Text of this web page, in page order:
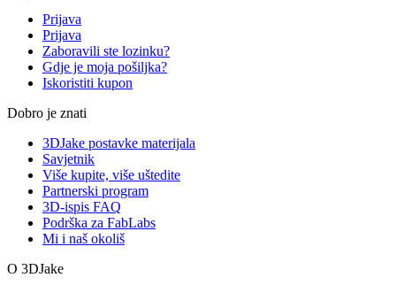
Prijava
Prijava
Zaboravili ste lozinku?
Gdje je moja pošiljka?
Iskoristiti kupon
Dobro je znati
3DJake postavke materijala
Savjetnik
Više kupite, više uštedite
Partnerski program
3D-ispis FAQ
Podrška za FabLabs
Mi i naš okoliš
O 3DJake